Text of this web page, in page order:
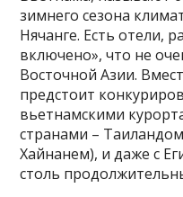
зимнего сезона
Нячанге. Есть отели,
включено», что не
Восточной Азии.
предстоит
вьетнамскими
странами –
Хайнанем), и даже с
столь